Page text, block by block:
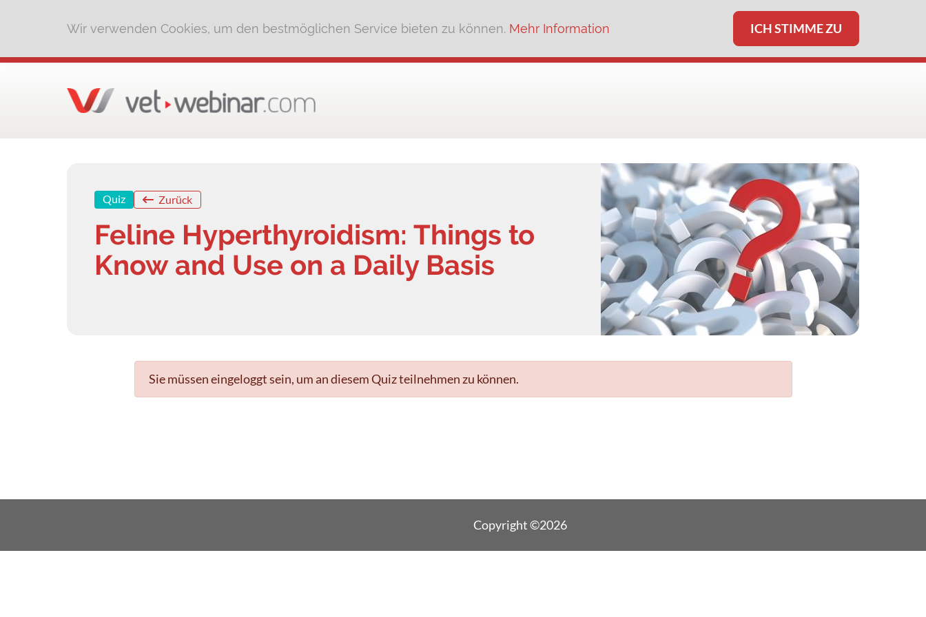
Wir verwenden Cookies, um den bestmöglichen Service bieten zu können. Mehr Information ICH STIMME ZU
Quiz Zurück
Feline Hyperthyroidism: Things to
Know and Use on a Daily Basis
Sie müssen eingeloggt sein, um an diesem Quiz teilnehmen zu können.
Copyright ©2026